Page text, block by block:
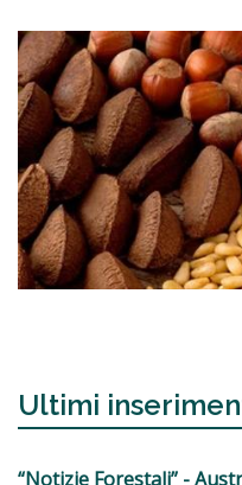
Ultimi
“Notizie Forestali” -